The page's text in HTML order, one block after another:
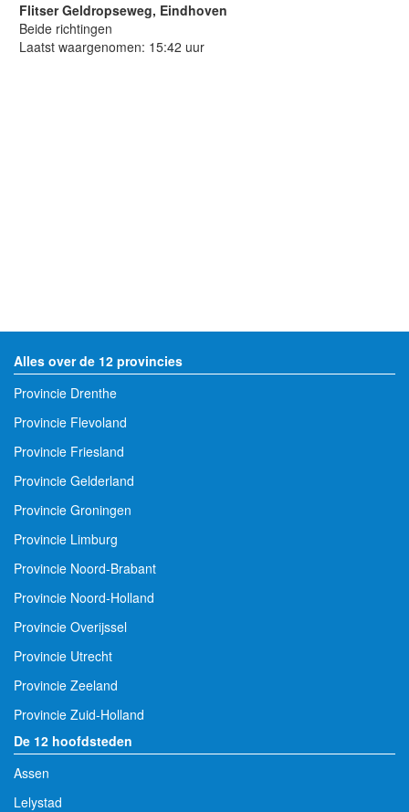
Flitser Geldropseweg, Eindhoven
Beide richtingen
Laatst waargenomen: 15:42 uur
Alles over de 12 provincies
Provincie Drenthe
Provincie Flevoland
Provincie Friesland
Provincie Gelderland
Provincie Groningen
Provincie Limburg
Provincie Noord-Brabant
Provincie Noord-Holland
Provincie Overijssel
Provincie Utrecht
Provincie Zeeland
Provincie Zuid-Holland
De 12 hoofdsteden
Assen
Lelystad